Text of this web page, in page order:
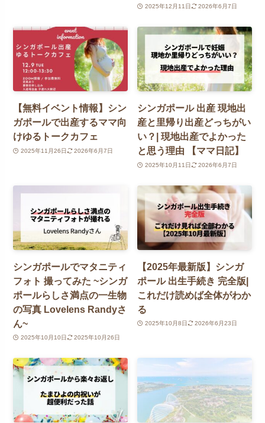
2025年12月11日 2026年6月7日
【無料イベント情報】シン
ガポールで出産するママ向
けゆるトークカフェ
2025年11月26日 2026年6月7日
シンガポール 出産 現地出
産と里帰り出産どっちがい
い？| 現地出産でよかった
と思う理由 【ママ日記】
2025年10月11日 2026年6月7日
シンガポールでマタニティ
フォト 撮ってみた ~シンガ
ポールらしさ満点の一生物
の写真 Lovelens Randyさ
ん~
2025年10月10日 2025年10月26日
【2025年最新版】シンガ
ポール 出生手続き 完全版|
これだけ読めば全体がわか
る
2025年10月8日 2026年6月23日